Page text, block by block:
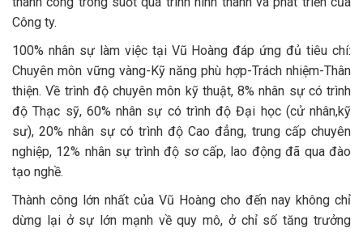
Công ty.
100% nhân sự làm việc tại Vũ Hoàng đáp ứng đủ tiêu chí:
Chuyên môn vững vàng-Kỹ năng phù hợp-Trách nhiệm-Thân
thiện. Về trình độ chuyên môn kỹ thuật, 8% nhân sự có trình
độ Thạc sỹ, 60% nhân sự có trình độ Đại học (cử nhân,kỹ
sư), 20% nhân sự có trình độ Cao đẳng, trung cấp chuyên
nghiệp, 12% nhân sự trình độ sơ cấp, lao động đã qua đào
tạo nghề.
Thành công lớn nhất của Vũ Hoàng cho đến nay không chỉ
dừng lại ở sự lớn mạnh về quy mô, ở chỉ số tăng trưởng